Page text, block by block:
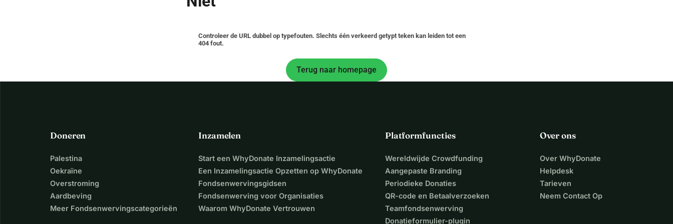
Controleer de URL dubbel op typefouten. Slechts één verkeerd getypt teken kan leiden tot een
404 fout.
Terug naar homepage
Doneren
Palestina
Oekraïne
Overstroming
Aardbeving
Meer Fondsenwervingscategorieën
Inzamelen
Start een WhyDonate Inzamelingsactie
Een Inzamelingsactie Opzetten op WhyDonate
Fondsenwervingsgidsen
Fondsenwerving voor Organisaties
Waarom WhyDonate Vertrouwen
Platformfuncties
Wereldwijde Crowdfunding
Aangepaste Branding
Periodieke Donaties
QR-code en Betaalverzoeken
Teamfondsenwerving
Donatieformulier-plugin
Over ons
Over WhyDonate
Helpdesk
Tarieven
Neem Contact Op